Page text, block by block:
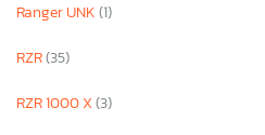
Ranger UNK(1)
RZR(35)
RZR 1000 X(3)